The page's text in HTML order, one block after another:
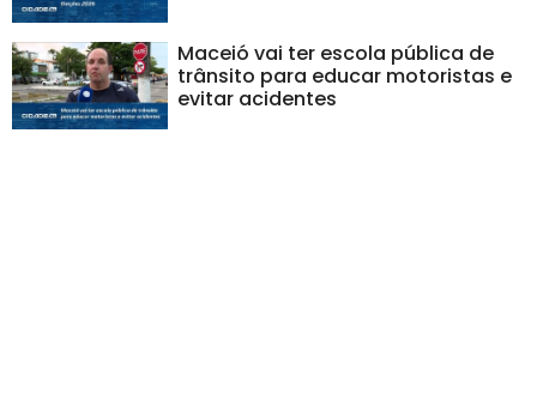
Maceió vai ter escola pública de
trânsito para educar motoristas e
evitar acidentes